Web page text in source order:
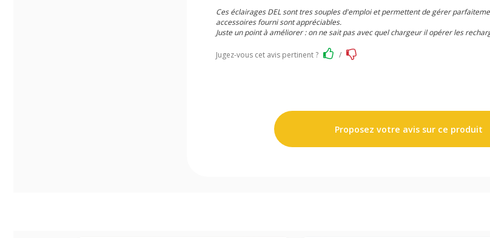
Ces éclairages DEL sont tres souples d'emploi et permettent de gérer
accessoires fourni sont appréciables.
Juste un point à améliorer : on ne sait pas avec quel chargeur il opérer les
Jugez-vous cet avis pertinent ? /
Proposez votre avis sur ce produit